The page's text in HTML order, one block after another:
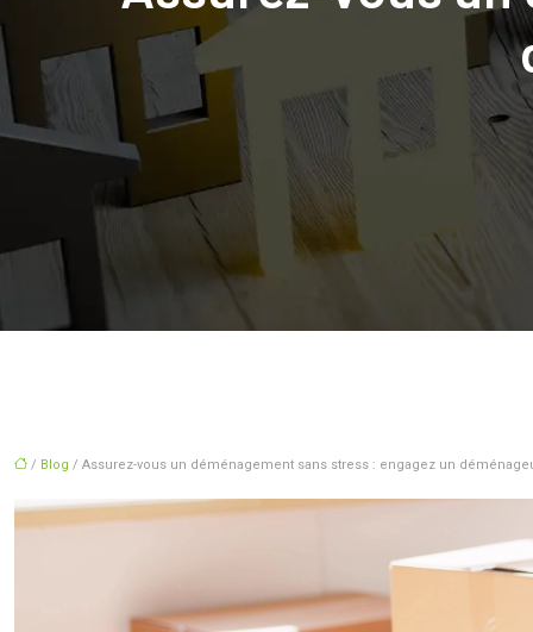
/ Blog / Assurez-vous un déménagement sans stress : engagez un